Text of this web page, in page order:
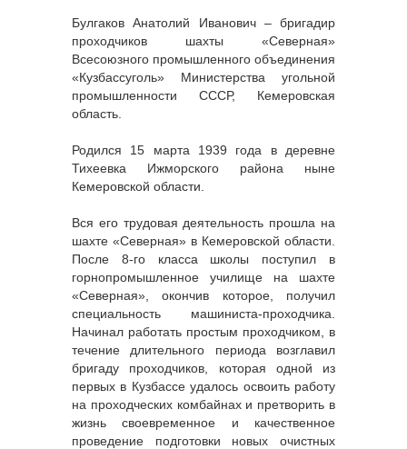
Булгаков Анатолий Иванович – бригадир
проходчиков шахты «Северная»
Всесоюзного промышленного объединения
«Кузбассуголь» Министерства угольной
промышленности СССР, Кемеровская
область.
Родился 15 марта 1939 года в деревне
Тихеевка Ижморского района ныне
Кемеровской области.
Вся его трудовая деятельность прошла на
шахте «Северная» в Кемеровской области.
После 8-го класса школы поступил в
горнопромышленное училище на шахте
«Северная», окончив которое, получил
специальность машиниста-проходчика.
Начинал работать простым проходчиком, в
течение длительного периода возглавил
бригаду проходчиков, которая одной из
первых в Кузбассе удалось освоить работу
на проходческих комбайнах и претворить в
жизнь своевременное и качественное
проведение подготовки новых очистных